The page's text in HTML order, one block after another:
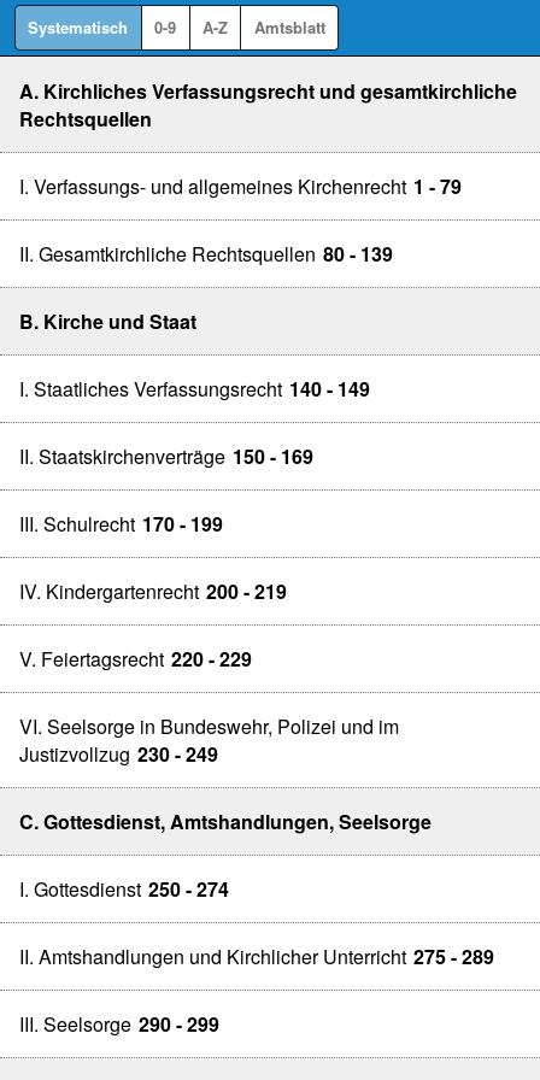
Systematisch 0-9 A-Z Amtsblatt
A. Kirchliches Verfassungsrecht und gesamtkirchliche
Rechtsquellen
I. Verfassungs- und allgemeines Kirchenrecht 1 - 79
II. Gesamtkirchliche Rechtsquellen 80 - 139
B. Kirche und Staat
I. Staatliches Verfassungsrecht 140 - 149
II. Staatskirchenverträge 150 - 169
III. Schulrecht 170 - 199
IV. Kindergartenrecht 200 - 219
V. Feiertagsrecht 220 - 229
VI. Seelsorge in Bundeswehr, Polizei und im
Justizvollzug 230 - 249
C. Gottesdienst, Amtshandlungen, Seelsorge
I. Gottesdienst 250 - 274
II. Amtshandlungen und Kirchlicher Unterricht 275 - 289
III. Seelsorge 290 - 299